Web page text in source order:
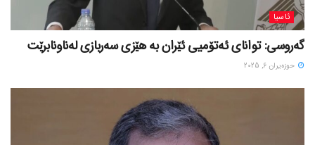
ئاسیا
گەروسی: توانای ئەتۆمیی ئێران بە هێزی سەربازی لەناونابرێت
حوزه‌یران 6, 2025